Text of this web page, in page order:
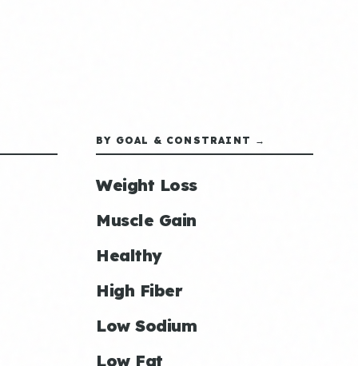
BY GOAL & CONSTRAINT →
Weight Loss
Muscle Gain
Healthy
High Fiber
Low Sodium
Low Fat